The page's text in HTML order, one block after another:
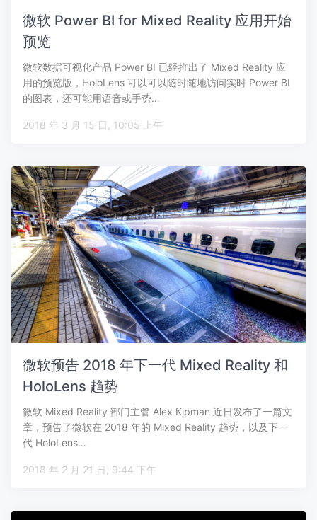
微软 Power BI for Mixed Reality 应用开始
预览
微软数据可视化产品 Power BI 已经推出了 Mixed Reality 应
用的预览版，HoloLens 可以可以随时随地访问实时 Power BI
的图表，还可能用语音或手势…
2018 年 3 月 15 日, 10:05 上午
微软预告 2018 年下一代 Mixed Reality 和
HoloLens 趋势
微软 Mixed Reality 部门主管 Alex Kipman 近日发布了一篇文
章，预告了微软在 2018 年的 Mixed Reality 趋势，以及下一
代 HoloLens…
2018 年 2 月 21 日, 9:44 下午